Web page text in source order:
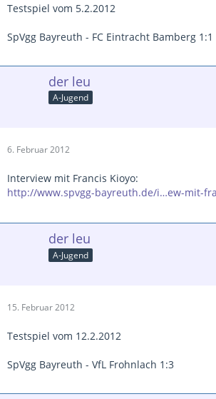
Testspiel vom 5.2.2012
SpVgg Bayreuth - FC Eintracht Bamberg 1:1
der leu
A-Jugend
6. Februar 2012
Interview mit Francis Kioyo:
http://www.spvgg-bayreuth.de/i…ew-mit-
der leu
A-Jugend
15. Februar 2012
Testspiel vom 12.2.2012
SpVgg Bayreuth - VfL Frohnlach 1:3